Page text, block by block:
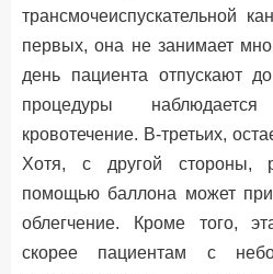
трансмочеиспускательной
первых, она не занимает
день пациента отпускают
процедуры
кровотечение. В-третьих,
Хотя, с другой стороны,
помощью баллона может
облегчение. Кроме того,
скорее пациентам с